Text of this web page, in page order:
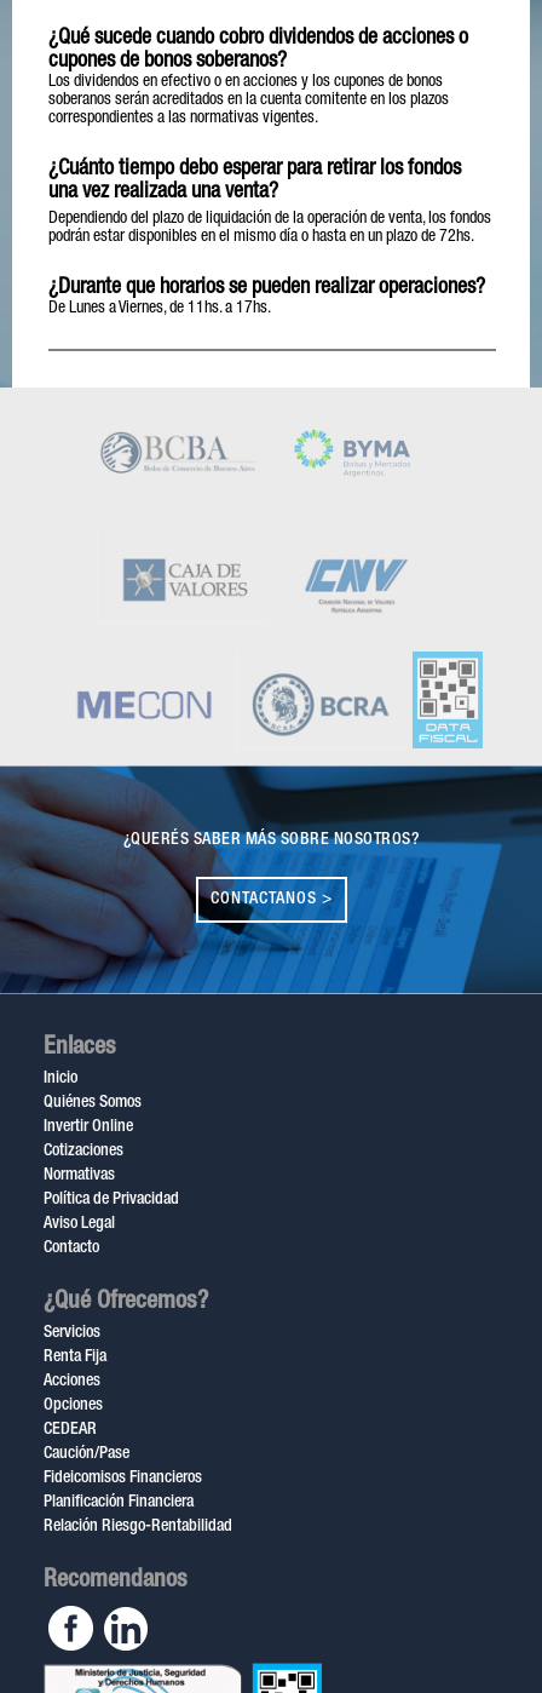
¿Qué sucede cuando cobro dividendos de acciones o
cupones de bonos soberanos?
Los dividendos en efectivo o en acciones y los cupones de bonos
soberanos serán acreditados en la cuenta comitente en los plazos
correspondientes a las normativas vigentes.
¿Cuánto tiempo debo esperar para retirar los fondos
una vez realizada una venta?
Dependiendo del plazo de liquidación de la operación de venta, los fondos
podrán estar disponibles en el mismo día o hasta en un plazo de 72hs.
¿Durante que horarios se pueden realizar operaciones?
De Lunes a Viernes, de 11hs. a 17hs.
¿QUERÉS SABER MÁS SOBRE NOSOTROS?
CONTACTANOS >
Enlaces
Inicio
Quiénes Somos
Invertir Online
Cotizaciones
Normativas
Política de Privacidad
Aviso Legal
Contacto
¿Qué Ofrecemos?
Servicios
Renta Fija
Acciones
Opciones
CEDEAR
Caución/Pase
Fideicomisos Financieros
Planificación Financiera
Relación Riesgo-Rentabilidad
Recomendanos